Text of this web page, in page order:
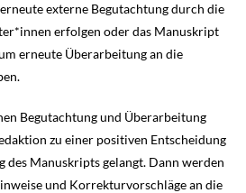
externe Begutachtung durch die
erfolgen oder das Manuskript
erneute Überarbeitung an die
Begutachtung und Überarbeitung
zu einer positiven Entscheidung
des Manuskripts gelangt. Dann werden
und Korrekturvorschläge an die